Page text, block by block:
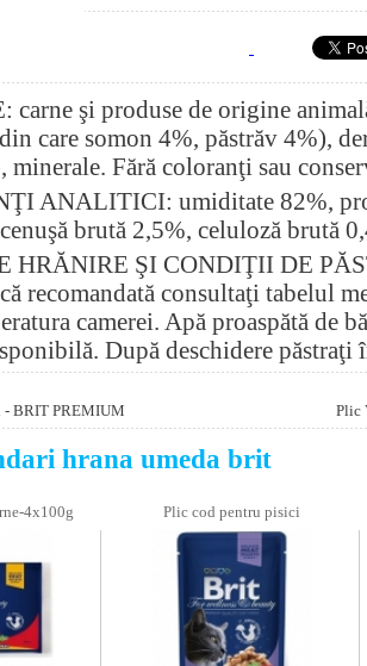
carne şi produse de origine
care somon 4%, păstrăv 4%),
Fără coloranţi sau
ANALITICI: umiditate 82%,
brută 2,5%, celuloză brută
HRĂNIRE ŞI CONDIŢII DE
recomandată consultaţi tabelul
camerei. Apă proaspătă de
După deschidere păstraţi
- BRIT PREMIUM
Plic
hrana umeda brit
4x100g Plic cod pentru pisici